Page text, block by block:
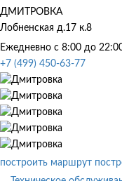
ДМИТРОВКА
Лобненская д.17 к.8
Ежедневно с 8:00 до
+7 (499) 450-63-77
построить маршрут